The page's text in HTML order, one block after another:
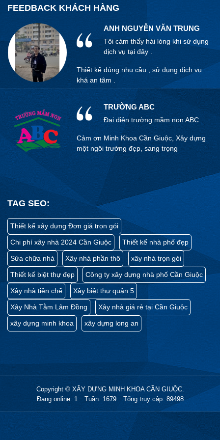
Việc lựa chọn đơn vị
phần thô uy tín, đơn
giá cạnh tranh cũng
đòi hỏi quý khách
hàng cần tìm hiểu rõ
hơn về quy trình thi
công, vật tư thô gồm
những gì, công tác thi
công phần thô bao
gồm những gì. Từ đó
có những kiến thức cơ
bản tìm hiểu những
nhà thầu xây dựng uy
tín.
FEEDBACK KHÁCH HÀNG
ANH NGUYỄN VĂN TRUNG
Tôi cảm thấy hài lòng khi sử dụng
dịch vụ tại đây .
Thiết kế đúng nhu cầu , sử dụng dịch vụ
khá an tâm .
TRƯỜNG ABC
Đại diện trường mầm non ABC
Cảm ơn Minh Khoa Cần Giuộc, Xây dựng
một ngôi trường đẹp, sang trọng
ANH KỲ
Tôi cảm thấy hài lòng khi sử dụng
dịch vụ tại đây .
Tôi cảm thấy hài lòng khi sử dụng dịch vụ
tại đây . dịch vụ khá tốt , tôi an tâm khi sử
dụng tại đây .
CHỦ ĐẦU TƯ: ANH VIỆT
Tôi cảm thấy hài lòng khi sử dụng
dịch vụ tại đây .
Thiết kế đúng nhu cầu , sử dụng dịch vụ
khá an tâm .
ANH NGUYỄN VĂN TRUNG
Thiết kế đúng nhu cầu , sử dụng dịch vụ
khá an tâm .
TAG SEO:
Thiết kế xây dựng Đơn giá trọn gói
Chi phí xây nhà 2024 Cần Giuộc Thiết kế nhà phố đẹp
Sửa chữa nhà Xây nhà phần thô xây nhà trọn gói
Thiết kế biệt thự đẹp Công ty xây dựng nhà phố Cần Giuộc
Xây nhà tiền chế Xây biệt thự quận 5
Xây Nhà Tằm Lâm Đồng Xây nhà giá rẻ tại Cần Giuộc
xây dựng minh khoa xây dựng long an
Copyright © XÂY DỰNG MINH KHOA CẦN GIUỘC.
Đang online: 1
Tuần: 1679 Tổng truy cập: 89498